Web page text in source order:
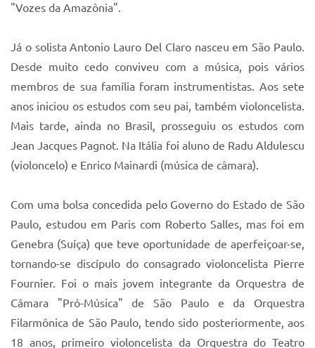
"Vozes da Amazônia".
Já o solista Antonio Lauro Del Claro nasceu em São Paulo.
Desde muito cedo conviveu com a música, pois vários
membros de sua família foram instrumentistas. Aos sete
anos iniciou os estudos com seu pai, também violoncelista.
Mais tarde, ainda no Brasil, prosseguiu os estudos com
Jean Jacques Pagnot. Na Itália foi aluno de Radu Aldulescu
(violoncelo) e Enrico Mainardi (música de câmara).
Com uma bolsa concedida pelo Governo do Estado de São
Paulo, estudou em Paris com Roberto Salles, mas foi em
Genebra (Suíça) que teve oportunidade de aperfeiçoar-se,
tornando-se discípulo do consagrado violoncelista Pierre
Fournier. Foi o mais jovem integrante da Orquestra de
Câmara "Pró-Música" de São Paulo e da Orquestra
Filarmônica de São Paulo, tendo sido posteriormente, aos
18 anos, primeiro violoncelista da Orquestra do Teatro